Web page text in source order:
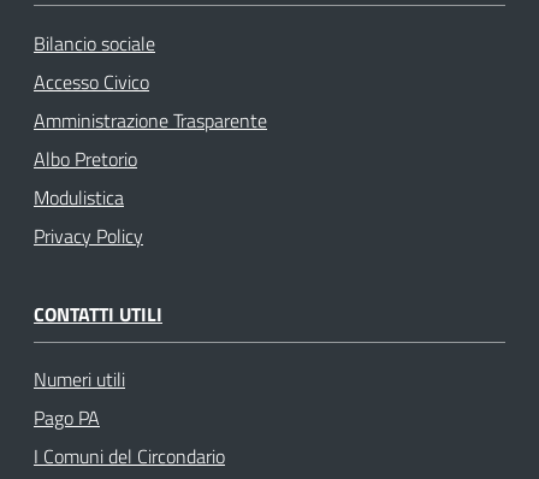
Bilancio sociale
Accesso Civico
Amministrazione Trasparente
Albo Pretorio
Modulistica
Privacy Policy
CONTATTI UTILI
Numeri utili
Pago PA
I Comuni del Circondario